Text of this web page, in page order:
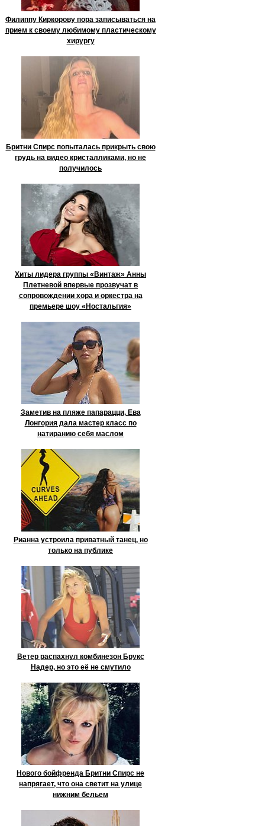
Филиппу Киркорову пора записываться на
прием к своему любимому пластическому
хирургу
Бритни Спирс попыталась прикрыть свою
грудь на видео кристалликами, но не
получилось
Хиты лидера группы «Винтаж» Анны
Плетневой впервые прозвучат в
сопровождении хора и оркестра на
премьере шоу «Ностальгия»
Заметив на пляже папарацци, Ева
Лонгория дала мастер класс по
натиранию себя маслом
Рианна устроила приватный танец, но
только на публике
Ветер распахнул комбинезон Брукс
Надер, но это её не смутило
Нового бойфренда Бритни Спирс не
напрягает, что она светит на улице
нижним бельем